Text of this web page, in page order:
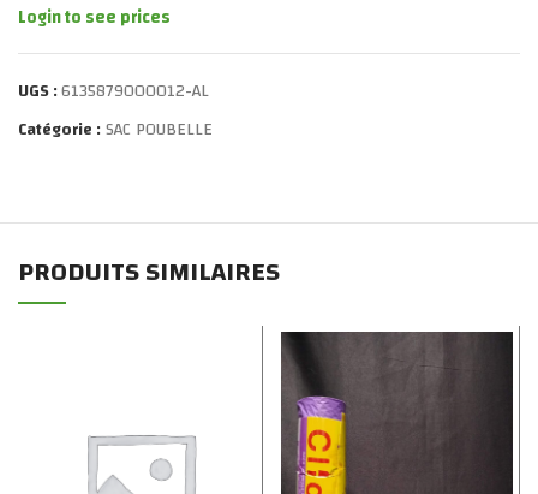
Login to see prices
UGS :6135879000012-AL
Catégorie :SAC POUBELLE
PRODUITS SIMILAIRES